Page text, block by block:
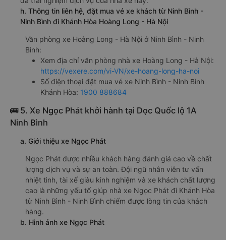
e. Các điểm trả khách của nhà xe Hoàng Long - Hà Nội
Ngã 3 Thành
f. Giá vé giá xe khách đi Khánh Hòa từ Ninh Bình - Ninh
Bình Hoàng Long - Hà Nội
giường nằm 1150000đ/vé
giường nằm đôi 1350000đ/vé
limousine 1350000đ/vé
g. Review, đánh giá chất lượng xe Hoàng Long - Hà Nội
Nhà xe Hoàng Long - Hà Nội được đánh giá với số điểm
trung bình là 4.4/5 dựa trên 321 đánh giá của khách hàng
đã trải nghiệm dịch vụ của nhà xe này.
h. Thông tin liên hệ, đặt mua vé xe khách từ Ninh Bình -
Ninh Bình đi Khánh Hòa Hoàng Long - Hà Nội
Văn phòng xe Hoàng Long - Hà Nội ở Ninh Bình - Ninh
Bình:
Xem địa chỉ văn phòng nhà xe Hoàng Long - Hà Nội:
https://vexere.com/vi-VN/xe-hoang-long-ha-noi
Số điện thoại đặt mua vé xe Ninh Bình - Ninh Bình